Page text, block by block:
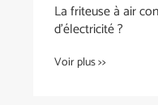
La friteuse à air
d'électricité ?
Voir plus >>